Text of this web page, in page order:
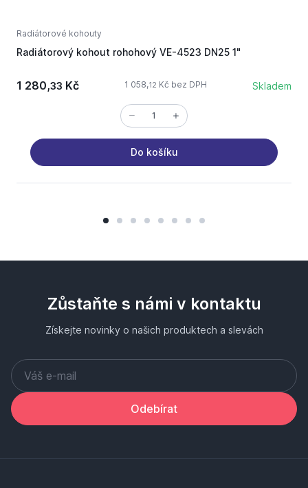
Radiátorové kohouty
Radiátorový kohout rohohový VE-4523 DN25 1"
1 280,33 Kč 1 058,12 Kč bez DPH Skladem
Do košíku
Zůstaňte s námi v kontaktu
Získejte novinky o našich produktech a slevách
Odebírat